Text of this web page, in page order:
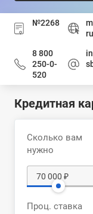
№2268
ru
8 800
250-0-
520
Кредитная
Сколько вам
нужно
Проц. ставка